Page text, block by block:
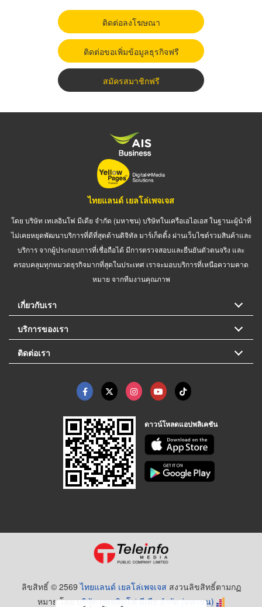
ติดต่อลงโฆษณา
ติดต่อขอเพิ่มข้อมูลธุรกิจฟรี
สมัครสมาชิกฟรี
ไทยแลนด์ เยลโล่เพจเจส
โดย บริษัท เทเลอินโฟ มีเดีย จำกัด (มหาชน) บริษัทในเครือเอไอเอส ในฐานะผู้นำที่
ไม่เคยหยุดพัฒนาบริการที่ดีที่สุดด้านดิจิทัล มาร์เก็ตติ้ง ผ่านเว็บไซต์รวมสินค้าและ
บริการ จากผู้ประกอบการที่เชื่อถือได้ มีการตรวจสอบและยืนยันตัวตนจริง และ
ครอบคลุมทุกหมวดธุรกิจมากที่สุดในประเทศ เราจะมอบบริการที่เหนือความคาด
หมาย จากทีมงานคุณภาพ
เกี่ยวกับเรา
บริการของเรา
ติดต่อเรา
ดาวน์โหลดแอปพลิเคชัน
ลิขสิทธิ์ © 2569ไทยแลนด์ เยลโล่เพจเจส สงวนลิขสิทธิ์ตามกฏ
หมาย โดยบริษัท เทเลอินโฟ มีเดีย จำกัด (มหาชน)